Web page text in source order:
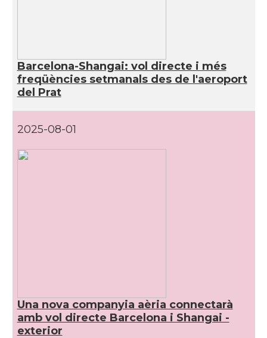
Barcelona-Shangai: vol directe i més
freqüències setmanals des de l'aeroport
del Prat
2025-08-01
Una nova companyia aèria connectarà
amb vol directe Barcelona i Shangai -
exterior